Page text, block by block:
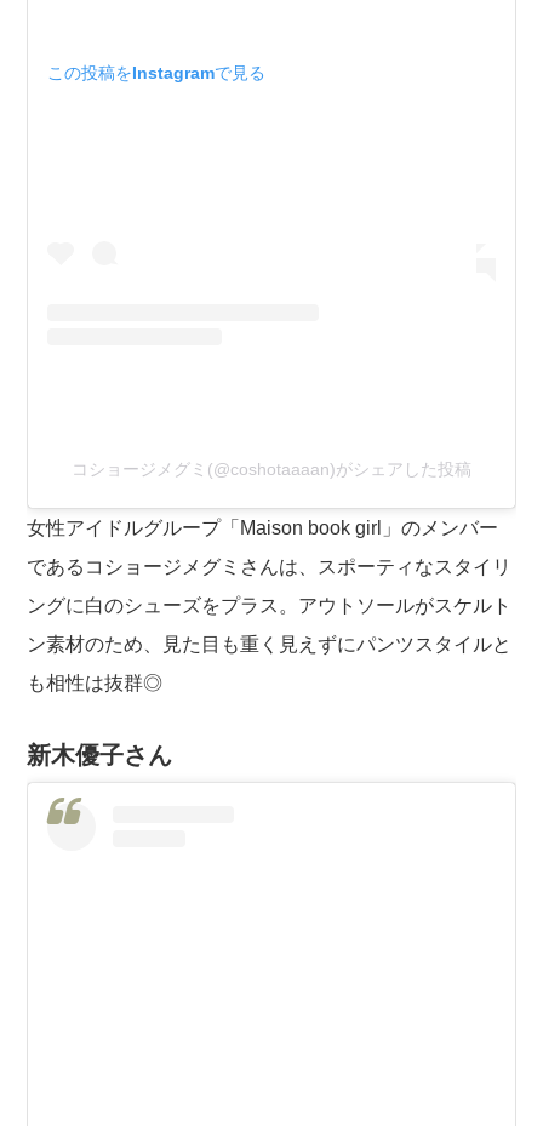
この投稿をInstagramで見る
コショージメグミ(@coshotaaaan)がシェアした投稿
女性アイドルグループ「Maison book girl」のメンバー
であるコショージメグミさんは、スポーティなスタイリ
ングに白のシューズをプラス。アウトソールがスケルト
ン素材のため、見た目も重く見えずにパンツスタイルと
も相性は抜群◎
新木優子さん